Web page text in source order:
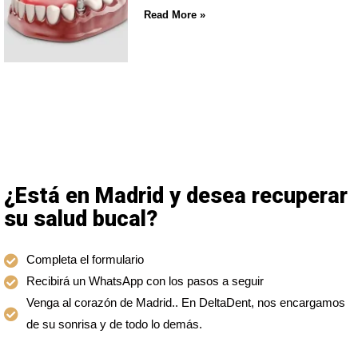
Read More »
¿Está en Madrid y desea recuperar
su salud bucal?
Completa el formulario
Recibirá un WhatsApp con los pasos a seguir
Venga al corazón de Madrid.. En DeltaDent, nos encargamos
de su sonrisa y de todo lo demás.